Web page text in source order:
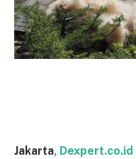
Jakarta, Dexpert.co.id